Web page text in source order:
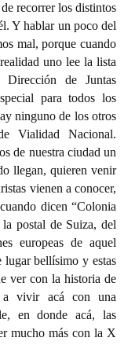
recorrer los distintos
Y hablar un poco del
mal, porque cuando
uno lee la lista
de Juntas
para todos los
ninguno de los otros
Vialidad Nacional.
de nuestra ciudad un
llegan, quieren venir
vienen a conocer,
dicen “Colonia
la postal de Suiza, del
europeas de aquel
lugar bellísimo y estas
ver con la historia de
a vivir acá con una
en donde acá, las
mucho más con la X